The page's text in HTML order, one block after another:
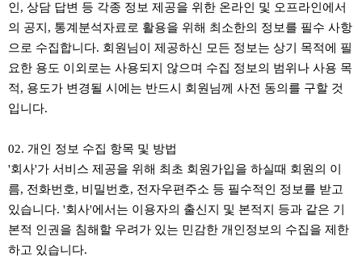
인, 상담 답변 등 각종 정보 제공을 위한 온라인 및 오프라인에서
의 공지, 통계분석자료로 활용을 위해 최소한의 정보를 필수 사항
으로 수집합니다. 회원님이 제공하신 모든 정보는 상기 목적에 필
요한 용도 이외로는 사용되지 않으며 수집 정보의 범위나 사용 목
적, 용도가 변경될 시에는 반드시 회원님께 사전 동의를 구할 것
입니다.
02. 개인 정보 수집 항목 및 방법
'회사'가 서비스 제공을 위해 최초 회원가입을 하실때 회원의 이
름, 전화번호, 비밀번호, 전자우편주소 등 필수적인 정보를 받고
있습니다. '회사'에서는 이용자의 출신지 및 본적지 등과 같은 기
본적 인권을 침해할 우려가 있는 민감한 개인정보의 수집을 제한
하고 있습니다.